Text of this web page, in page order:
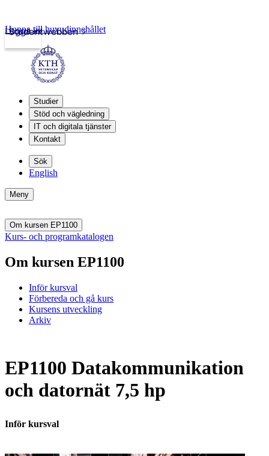
Studentwebben
Logga in
Hoppa till huvudinnehållet
Studier
Stöd och vägledning
IT och digitala tjänster
Kontakt
Sök
English
Meny
Om kursen EP1100
Kurs- och programkatalogen
Om kursen EP1100
Inför kursval
Förbereda och gå kurs
Kursens utveckling
Arkiv
EP1100 Datakommunikation
och datornät 7,5 hp
Inför kursval